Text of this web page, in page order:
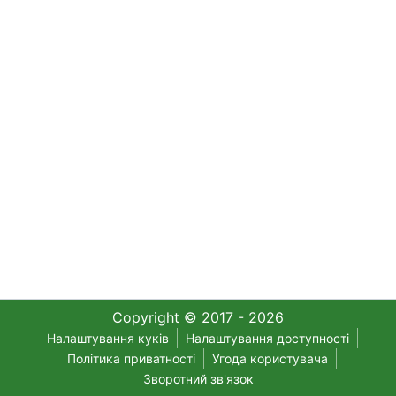
Copyright © 2017 - 2026
Налаштування куків
Налаштування доступності
Політика приватності
Угода користувача
Зворотний зв'язок